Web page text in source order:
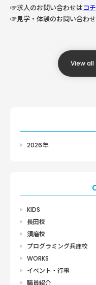
☞求人のお問い合わせはコ
☞見学・体験のお問い合わ
View all
2026年
KIDS
長田校
須磨校
プログラミング兵庫校
WORKS
イベント・行事
職員紹介